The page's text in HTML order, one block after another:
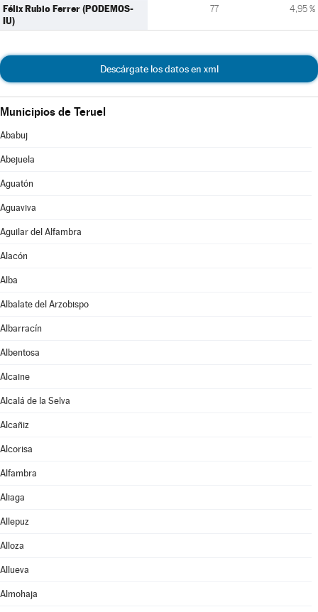
Félix Rubio Ferrer (PODEMOS-
IU)
77 4,95 %
Descárgate los datos en xml
Municipios de Teruel
Ababuj
Abejuela
Aguatón
Aguaviva
Aguilar del Alfambra
Alacón
Alba
Albalate del Arzobispo
Albarracín
Albentosa
Alcaine
Alcalá de la Selva
Alcañiz
Alcorisa
Alfambra
Aliaga
Allepuz
Alloza
Allueva
Almohaja